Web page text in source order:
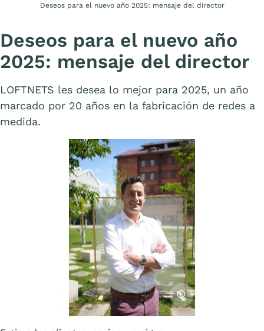
Deseos para el nuevo año 2025: mensaje del director
Deseos para el nuevo año
2025: mensaje del director
LOFTNETS les desea lo mejor para 2025, un año
marcado por 20 años en la fabricación de redes a
medida.
Afficher l'image